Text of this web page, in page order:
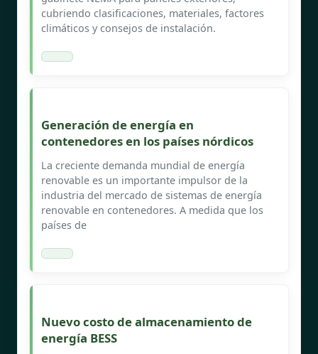
cubriendo clasificaciones, materiales, factores
climáticos y consejos de instalación.
Generación de energía en
contenedores en los países nórdicos
La creciente demanda mundial de energía
renovable es un importante impulsor de la
industria del mercado de sistemas de energía
renovable en contenedores. A medida que los
países de
Nuevo costo de almacenamiento de
energía BESS